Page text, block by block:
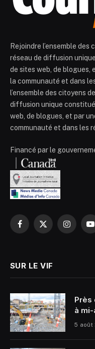
Rejoindre l’ensemble
réseau de diffusion
de sites web, de blogues,
la communauté et dans
l’ensemble des citoyens
diffusion unique
web, de blogues, et par
communauté et dans les
Financé par le
Facebook
X
SUR LE VIF
Près
à
5 août